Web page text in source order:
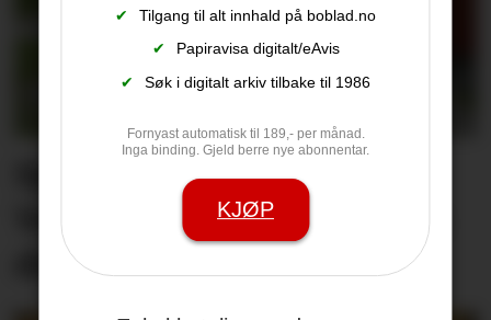
✔
Tilgang til alt innhald på boblad.no
✔
Papiravisa digitalt/eAvis
✔
Søk i digitalt arkiv tilbake til 1986
Fornyast automatisk til 189,- per månad.
Inga binding. Gjeld berre nye abonnentar.
KJØP
Sjekkliste før studie­start:
Veit du om leige­­­­bustaden
din er trygg?